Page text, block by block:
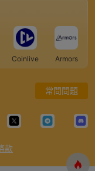
Coinlive Armors
常問問題
款